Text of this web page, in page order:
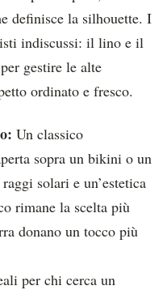
definisce la silhouette. I
indiscussi: il lino e il
gestire le alte
ordinato e fresco.
Un classico
sopra un bikini o un
solari e un’estetica
rimane la scelta più
donano un tocco più
per chi cerca un